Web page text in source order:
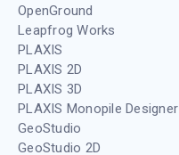
OpenGround
Leapfrog Works
PLAXIS
PLAXIS 2D
PLAXIS 3D
PLAXIS Monopile Designer
GeoStudio
GeoStudio 2D